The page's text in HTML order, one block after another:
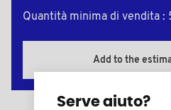
Quantità minima di vendita :
Add to the
Serve aiuto?